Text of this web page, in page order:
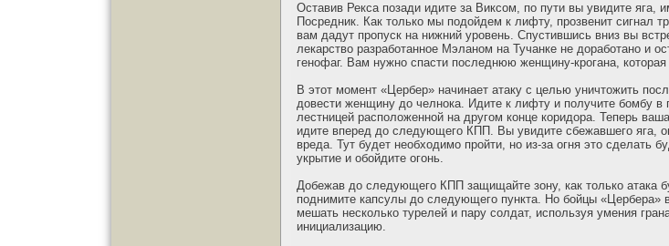
Оставив Рекса позади идите за Виксом, по пути вы увидите
Посредник. Как только мы подойдем к лифту, прозвенит сигнал
вам дадут пропуск на нижний уровень. Спустившись вниз вы
лекарство разработанное Мэланом на Тучанке не доработано и
генофаг. Вам нужно спасти последнюю женщину-крогана,
В этот момент «Цербер» начинает атаку с целью уничтожить
довести женщину до челнока. Идите к лифту и получите бомбу в
лестницей расположенной на другом конце коридора. Теперь
идите вперед до следующего КПП. Вы увидите сбежавшего яга,
вреда. Тут будет необходимо пройти, но из-за огня это сделать
укрытие и обойдите огонь.
Добежав до следующего КПП защищайте зону, как только атака
поднимите капсулы до следующего пункта. Но бойцы «Цербера»
мешать несколько турелей и пару солдат, используя умения
инициализацию.